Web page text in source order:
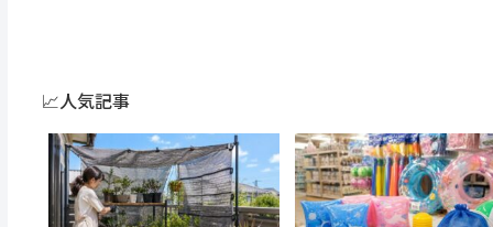
📈人気記事